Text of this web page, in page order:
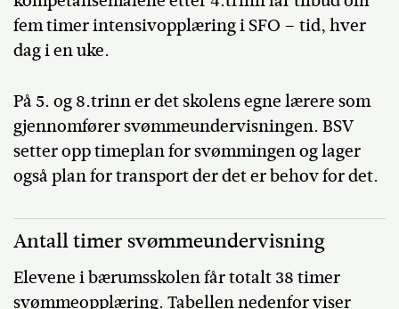
fem timer intensivopplæring i SFO – tid, hver
dag i en uke.
På 5. og 8.trinn er det skolens egne lærere som
gjennomfører svømmeundervisningen. BSV
setter opp timeplan for svømmingen og lager
også plan for transport der det er behov for det.
Antall timer svømmeundervisning
Elevene i bærumsskolen får totalt 38 timer
svømmeopplæring. Tabellen nedenfor viser